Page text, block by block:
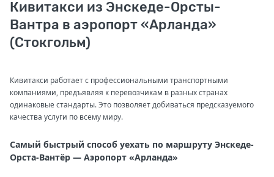
Кивитакси из Энскеде-Орсты-
Вантра в аэропорт «Арланда»
(Стокгольм)
Кивитакси работает с профессиональными транспортными
компаниями, предъявляя к перевозчикам в разных странах
одинаковые стандарты. Это позволяет добиваться предсказуемого
качества услуги по всему миру.
Самый быстрый способ уехать по маршруту Энскеде-
Орста-Вантёр — Аэропорт «Арланда»